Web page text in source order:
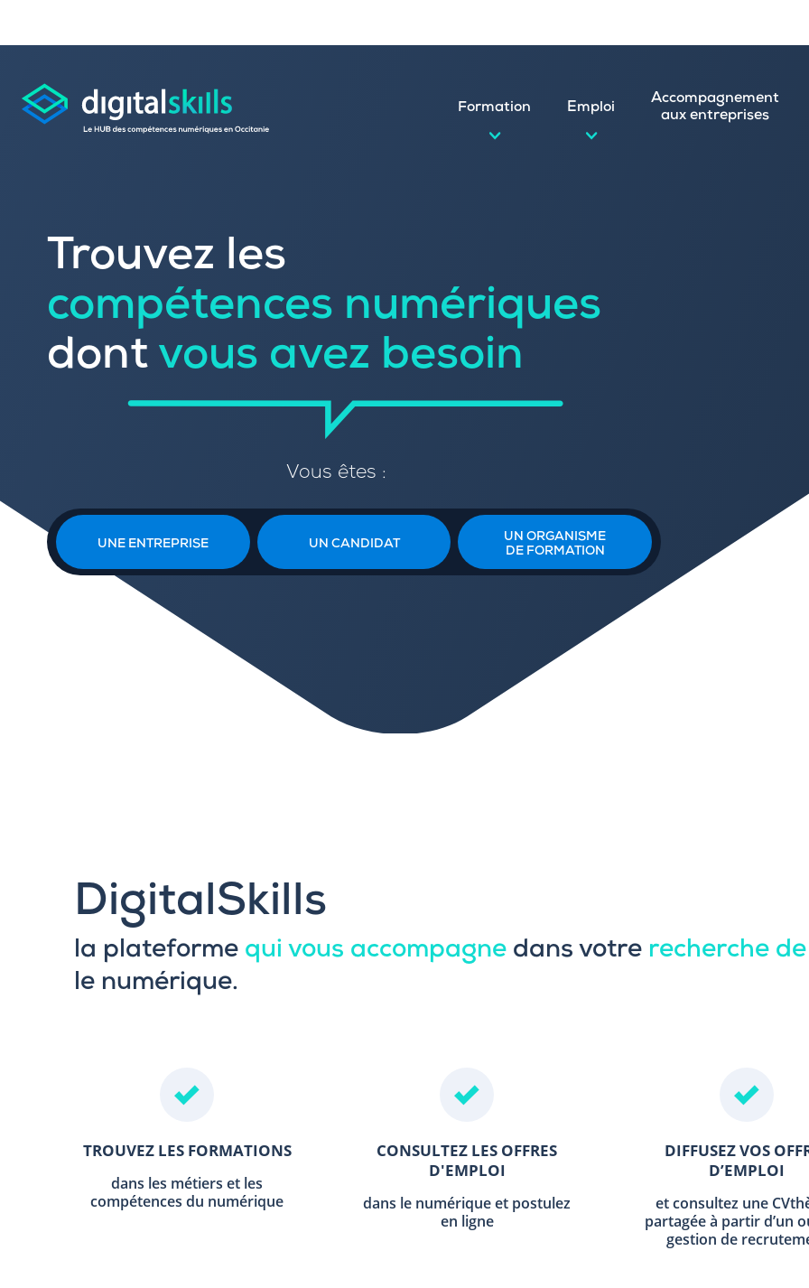
Formation
Rechercher une formation dans le numérique
Référencer votre offre de formation
Emploi
Publier vos offres d’emploi
Trouver un candidat (CVthèque)
Sourcer une école
Accompagnement
aux entreprises
Trouvez les
compétences numériques
dont vous avez besoin
Vous êtes :
UNE ENTREPRISE UN CANDIDAT
UN ORGANISME
DE FORMATION
DigitalSkills
la plateforme qui vous accompagne dans votre recherche
le numérique.
TROUVEZ LES FORMATIONS
dans les métiers et les
compétences du numérique
CONSULTEZ LES OFFRES
D'EMPLOI
dans le numérique et postulez
en ligne
DIFFUSEZ VOS
D’EMPLOI
et consultez une
partagée à partir d’un
gestion de